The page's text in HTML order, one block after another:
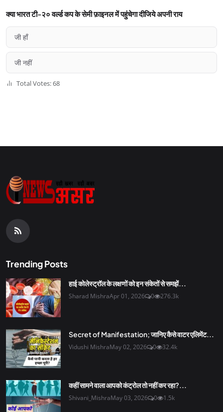
क्या भारत टी-२० वर्ल्ड कप के सेमी फ़ाइनल में पहुंचेगा दीजिये अपनी राय
जी हाँ
जी नहीं
Total Votes: 68
Trending Posts
हाई कोलेस्ट्रॉल के लक्षणों को इन संकेतों से समझें...
Sharad MishraApr 01, 2026 0 276.3k
Secret of Manifestation; जानिए कैसे वाटर एलिमेंट...
Vidushi MishraMay 02, 2026 0 32.4k
कहीं सामने वाला आपको कंट्रोल तो नहीं कर रहा?...
Shivani_MishraMay 03, 2026 0 1.5k